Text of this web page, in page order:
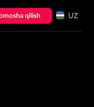
qilish UZ